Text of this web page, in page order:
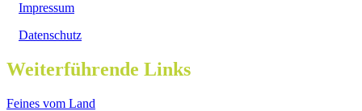
Impressum
Datenschutz
Weiterführende Links
Feines vom Land